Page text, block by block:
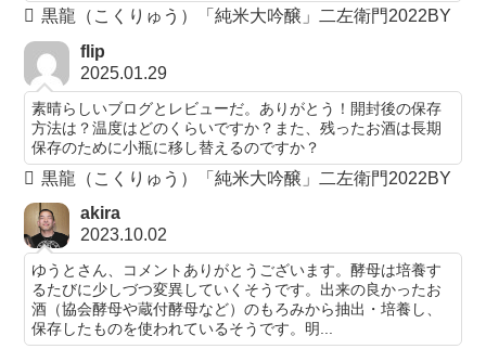
黒龍（こくりゅう）「純米大吟醸」二左衛門2022BY
flip
2025.01.29
素晴らしいブログとレビューだ。ありがとう！開封後の保存
方法は？温度はどのくらいですか？また、残ったお酒は長期
保存のために小瓶に移し替えるのですか？
黒龍（こくりゅう）「純米大吟醸」二左衛門2022BY
akira
2023.10.02
ゆうとさん、コメントありがとうございます。酵母は培養す
るたびに少しづつ変異していくそうです。出来の良かったお
酒（協会酵母や蔵付酵母など）のもろみから抽出・培養し、
保存したものを使われているそうです。明...